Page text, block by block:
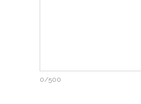
0/500